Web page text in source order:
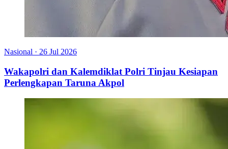
Nasional · 26 Jul 2026
Wakapolri dan Kalemdiklat Polri Tinjau Kesiapan
Perlengkapan Taruna Akpol